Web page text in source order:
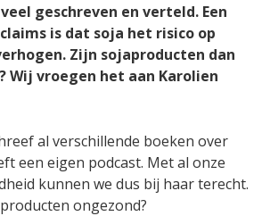
geschreven en verteld. Een
is dat soja het risico op
Zijn sojaproducten dan
Wij vroegen het aan Karolien
al verschillende boeken over
een eigen podcast. Met al onze
kunnen we dus bij haar terecht.
ongezond?